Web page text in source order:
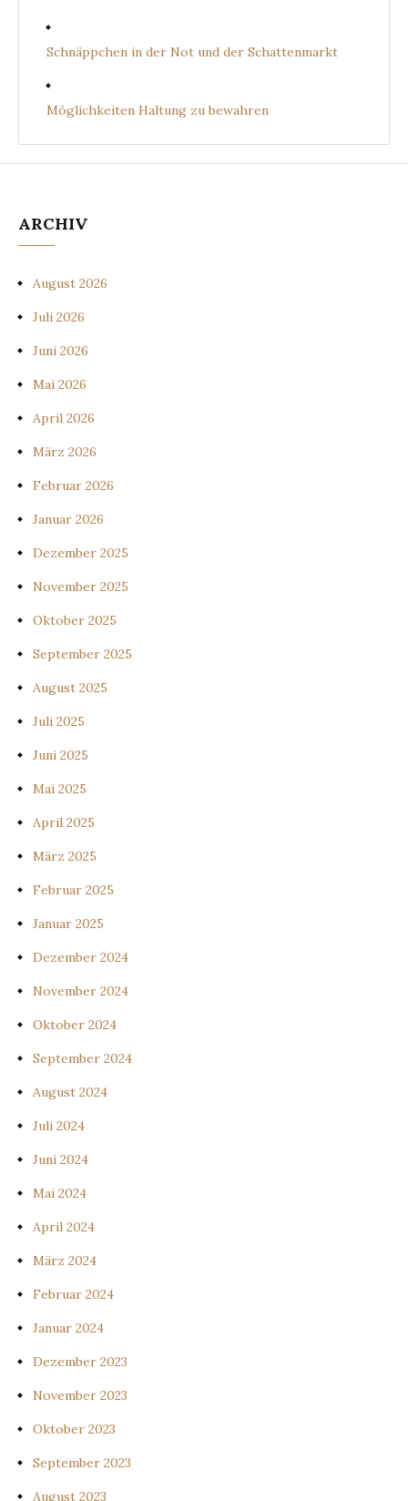
Schnäppchen in der Not und der Schattenmarkt
Möglichkeiten Haltung zu bewahren
ARCHIV
August 2026
Juli 2026
Juni 2026
Mai 2026
April 2026
März 2026
Februar 2026
Januar 2026
Dezember 2025
November 2025
Oktober 2025
September 2025
August 2025
Juli 2025
Juni 2025
Mai 2025
April 2025
März 2025
Februar 2025
Januar 2025
Dezember 2024
November 2024
Oktober 2024
September 2024
August 2024
Juli 2024
Juni 2024
Mai 2024
April 2024
März 2024
Februar 2024
Januar 2024
Dezember 2023
November 2023
Oktober 2023
September 2023
August 2023